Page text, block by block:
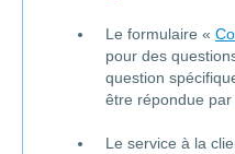
Le formulaire «
pour des
question
être répondue par
Le service à la